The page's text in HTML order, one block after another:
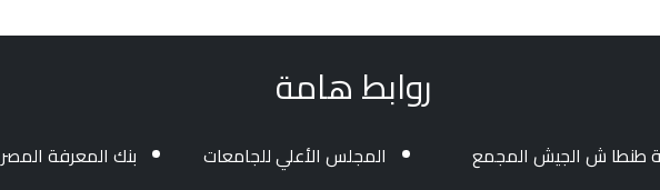
طنطا ش الجيش المجمع
روابط هامة
المجلس الأعلي للجامعات
بنك المعرفة